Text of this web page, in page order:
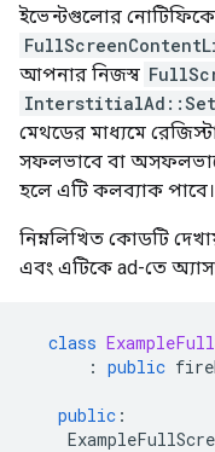
ইভেন্টগুলোর
আপনার নিজস্ব
মেথডের মাধ্যমে
সফলভাবে বা
হলে এটি কলব্যাক পাবে।
নিম্নলিখিত কোডটি
এবং এটিকে ad-তে
class
: public
public :